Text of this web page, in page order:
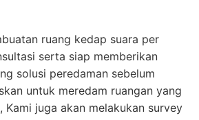
ruang kedap suara per
serta siap memberikan
solusi peredaman sebelum
untuk meredam ruangan yang
Kami juga akan melakukan survey